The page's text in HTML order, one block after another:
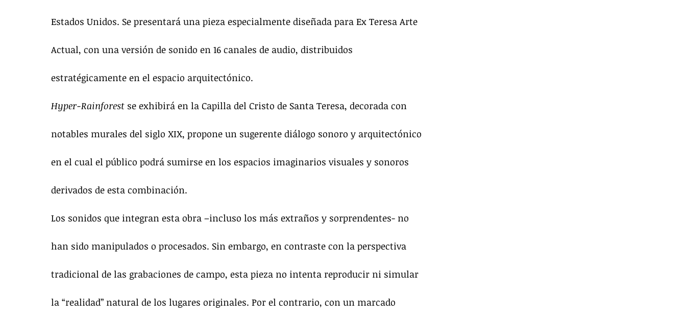
Estados Unidos. Se presentará una pieza especialmente diseñada para Ex Teresa Arte
Actual, con una versión de sonido en 16 canales de audio, distribuidos
estratégicamente en el espacio arquitectónico.
Hyper-Rainforest se exhibirá en la Capilla del Cristo de Santa Teresa, decorada con
notables murales del siglo XIX, propone un sugerente diálogo sonoro y arquitectónico
en el cual el público podrá sumirse en los espacios imaginarios visuales y sonoros
derivados de esta combinación.
Los sonidos que integran esta obra –incluso los más extraños y sorprendentes- no
han sido manipulados o procesados. Sin embargo, en contraste con la perspectiva
tradicional de las grabaciones de campo, esta pieza no intenta reproducir ni simular
la “realidad” natural de los lugares originales. Por el contrario, con un marcado